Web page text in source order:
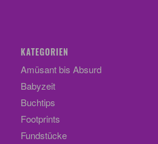
KATEGORIEN
Amüsant bis Absurd
Babyzeit
Buchtips
Footprints
Fundstücke